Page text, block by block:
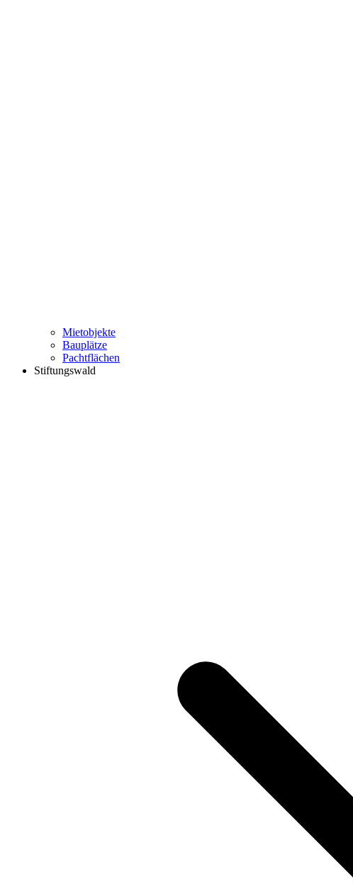
Mietobjekte
Bauplätze
Pachtflächen
Stiftungswald